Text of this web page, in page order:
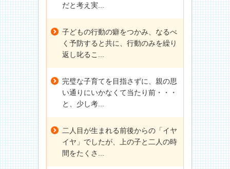
だと考え実...
子どもの行動の癖をつかみ、なるべ
く予防すると共に、行動のみを繰り
返し叱るこ...
完璧な子育てを目指さずに、親の思
い通りにいかなくて当たり前・・・
と、少し考...
二人目が生まれる前後からの「イヤ
イヤ」でしたが、上の子と二人の時
間をたくさ...